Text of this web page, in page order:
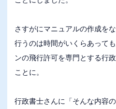
さすがにマニュアルの作成を
行うのは時間がいくらあって
ンの飛行許可を専門とする行
ことに。
行政書士さんに「そんな内容